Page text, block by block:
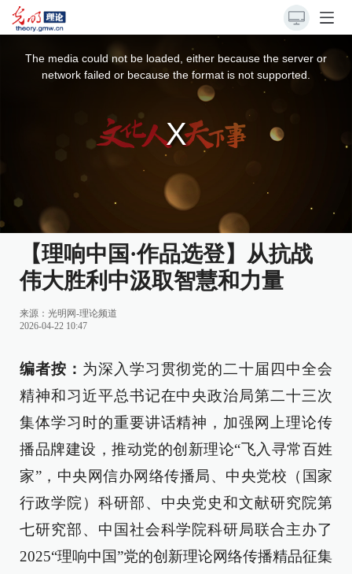
The media could not be loaded, either because the server or
network failed or because the format is not supported.
【理响中国·作品选登】从抗战
伟大胜利中汲取智慧和力量
来源： 光明网-理论频道
2026-04-22 10:47
编者按： 为深入学习贯彻党的二十届四中全会
精神和习近平总书记在中央政治局第二十三次
集体学习时的重要讲话精神，加强网上理论传
播品牌建设，推动党的创新理论“飞入寻常百姓
家”，中央网信办网络传播局、中央党校（国家
行政学院）科研部、中央党史和文献研究院第
七研究部、中国社会科学院科研局联合主办了
2025“理响中国”党的创新理论网络传播精品征集